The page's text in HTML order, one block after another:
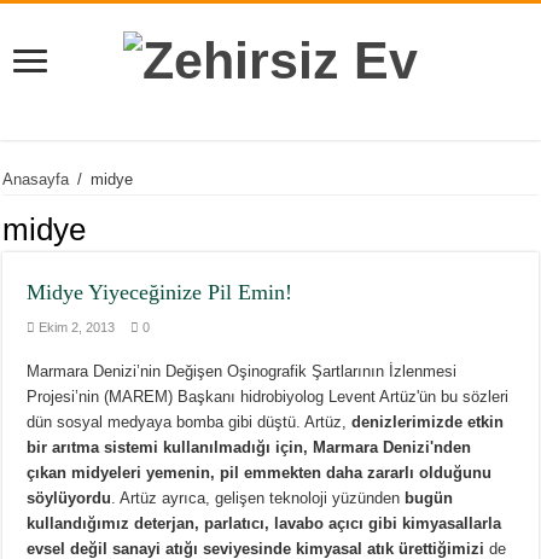
Anasayfa / midye
midye
Midye Yiyeceğinize Pil Emin!
Ekim 2, 2013 0
Marmara Denizi’nin Değişen Oşinografik Şartlarının İzlenmesi
Projesi’nin (MAREM) Başkanı hidrobiyolog Levent Artüz'ün bu sözleri
dün sosyal medyaya bomba gibi düştü. Artüz,denizlerimizde etkin
bir arıtma sistemi kullanılmadığı için, Marmara Denizi'nden
çıkan midyeleri yemenin, pil emmekten daha zararlı olduğunu
söylüyordu . Artüz ayrıca, gelişen teknoloji yüzünden bugün
kullandığımız deterjan, parlatıcı, lavabo açıcı gibi kimyasallarla
evsel değil sanayi atığı seviyesinde kimyasal atık ürettiğimizi de